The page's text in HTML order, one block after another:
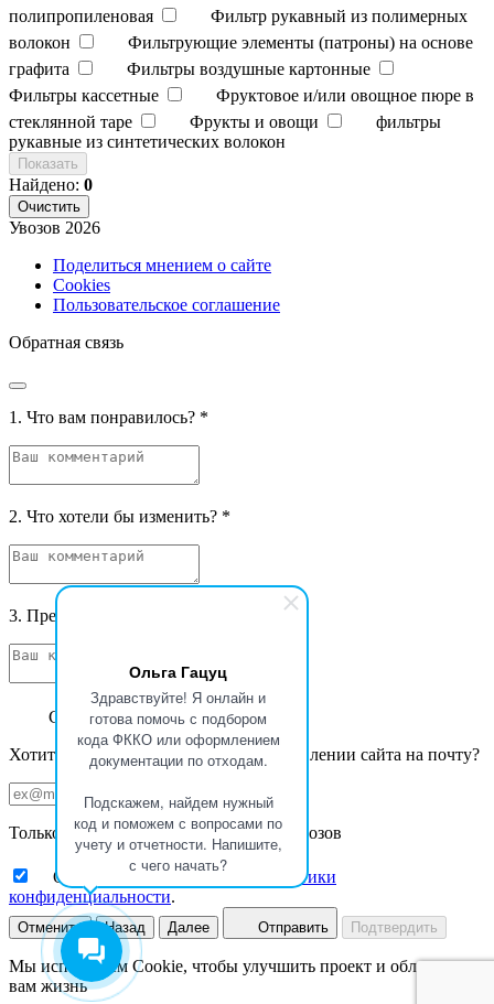
Ольга Гацуц
Здравствуйте! Я онлайн и
готова помочь с подбором
кода ФККО или оформлением
документации по отходам.
Подскажем, найдем нужный
код и поможем с вопросами по
учету и отчетности. Напишите,
с чего начать?
полипропиленовая
Фильтр рукавный из полимерных
волокон
Фильтрующие элементы (патроны) на основе
графита
Фильтры воздушные картонные
Фильтры кассетные
Фруктовое и/или овощное пюре в
стеклянной таре
Фрукты и овощи
фильтры
рукавные из синтетических волокон
Показать
Найдено: 0
Очистить
Увозов 2026
Поделиться мнением о сайте
Cookies
Пользовательское соглашение
Обратная связь
1. Что вам понравилось? *
2. Что хотели бы изменить? *
3. Предложения и фантазии
Спасибо за ваш отзыв
Хотите получать уведомления об обновлении сайта на почту?
Только новости Базы данных ФККО Увозов
Ознакомлен с принципами
политики
конфиденциальности.
Отменить Назад Далее Отправить Подтвердить
Мы используем Cookie, чтобы улучшить проект и облегчить
вам жизнь